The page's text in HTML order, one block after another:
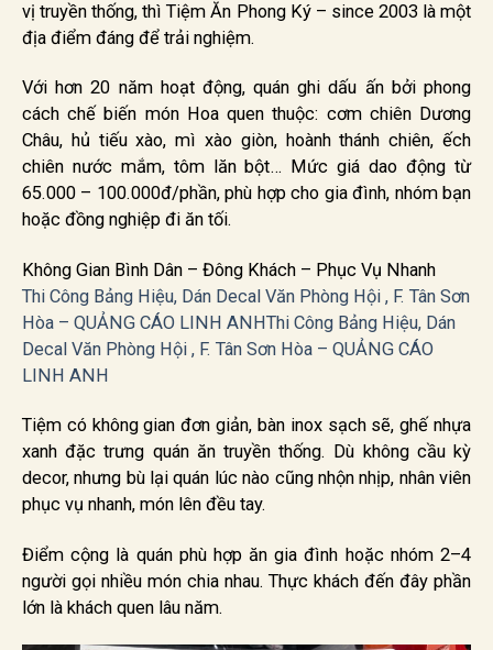
vị truyền thống, thì Tiệm Ăn Phong Ký – since 2003 là một
địa điểm đáng để trải nghiệm.
Với hơn 20 năm hoạt động, quán ghi dấu ấn bởi phong
cách chế biến món Hoa quen thuộc: cơm chiên Dương
Châu, hủ tiếu xào, mì xào giòn, hoành thánh chiên, ếch
chiên nước mắm, tôm lăn bột… Mức giá dao động từ
65.000 – 100.000đ/phần, phù hợp cho gia đình, nhóm bạn
hoặc đồng nghiệp đi ăn tối.
Không Gian Bình Dân – Đông Khách – Phục Vụ Nhanh
Thi Công Bảng Hiệu, Dán Decal Văn Phòng Hội , F. Tân Sơn
Hòa – QUẢNG CÁO LINH ANHThi Công Bảng Hiệu, Dán
Decal Văn Phòng Hội , F. Tân Sơn Hòa – QUẢNG CÁO
LINH ANH
Tiệm có không gian đơn giản, bàn inox sạch sẽ, ghế nhựa
xanh đặc trưng quán ăn truyền thống. Dù không cầu kỳ
decor, nhưng bù lại quán lúc nào cũng nhộn nhịp, nhân viên
phục vụ nhanh, món lên đều tay.
Điểm cộng là quán phù hợp ăn gia đình hoặc nhóm 2–4
người gọi nhiều món chia nhau. Thực khách đến đây phần
lớn là khách quen lâu năm.